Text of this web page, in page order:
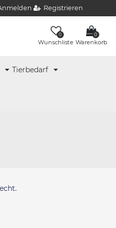
Registrieren
0
Wunschliste
0
Warenkorb
Tierbedarf